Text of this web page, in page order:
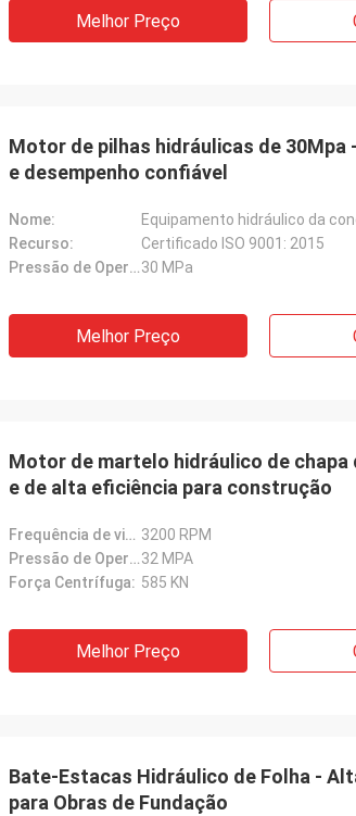
Melhor Preço
Motor de pilhas hidráulicas de
e desempenho confiável
Nome:
Equipamento hidráulico da
Recurso:
Certificado ISO 9001: 2015
Pressão de Operação:30 MPa
Melhor Preço
Motor de martelo hidráulico de chapa
e de alta eficiência para construção
Frequência de vibração: 3200 RPM
Pressão de Operação:32 MPA
Força Centrífuga: 585 KN
Melhor Preço
Bate-Estacas Hidráulico de Folha -
para Obras de Fundação